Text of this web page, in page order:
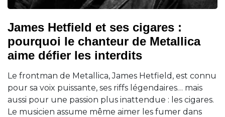
James Hetfield et ses cigares :
pourquoi le chanteur de Metallica
aime défier les interdits
Le frontman de Metallica, James Hetfield, est connu
pour sa voix puissante, ses riffs légendaires… mais
aussi pour une passion plus inattendue : les cigares.
Le musicien assume même aimer les fumer dans